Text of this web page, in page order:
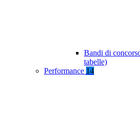
Bandi di
tabelle)
Performance 14